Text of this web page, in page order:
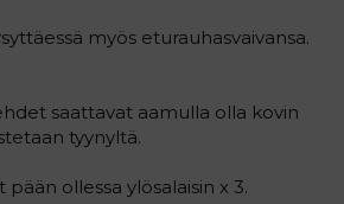
myös eturauhasvaivansa.
saattavat aamulla olla kovin
tyynyltä.
ollessa ylösalaisin x 3.